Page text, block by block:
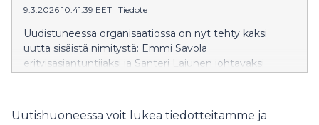
9.3.2026 10:41:39 EET | Tiedote
Uudistuneessa organisaatiossa on nyt tehty kaksi
uutta sisäistä nimitystä: Emmi Savola
erityisasiantuntijaksi ja Santeri Lajunen johtavaksi
Uutishuoneessa voit lukea tiedotteitamme ja